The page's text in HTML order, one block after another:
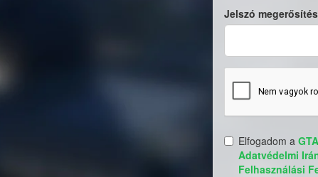
Jelszó
Elfogadom a
Adatvédelmi
Felhasználási